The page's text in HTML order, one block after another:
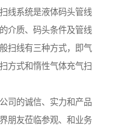
线系统是液体码头管线
介质、码头条件及管线
扫线有三种方式，即气
方式和惰性气体充气扫
司的诚信、实力和产品
朋友莅临参观、和业务